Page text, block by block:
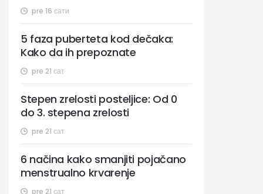
pre 16 сати
pre 21 сат
5 faza puberteta kod dečaka:
Kako da ih prepoznate
pre 21 сат
Stepen zrelosti posteljice: Od 0
do 3. stepena zrelosti
pre 21 сат
6 načina kako smanjiti pojačano
menstrualno krvarenje